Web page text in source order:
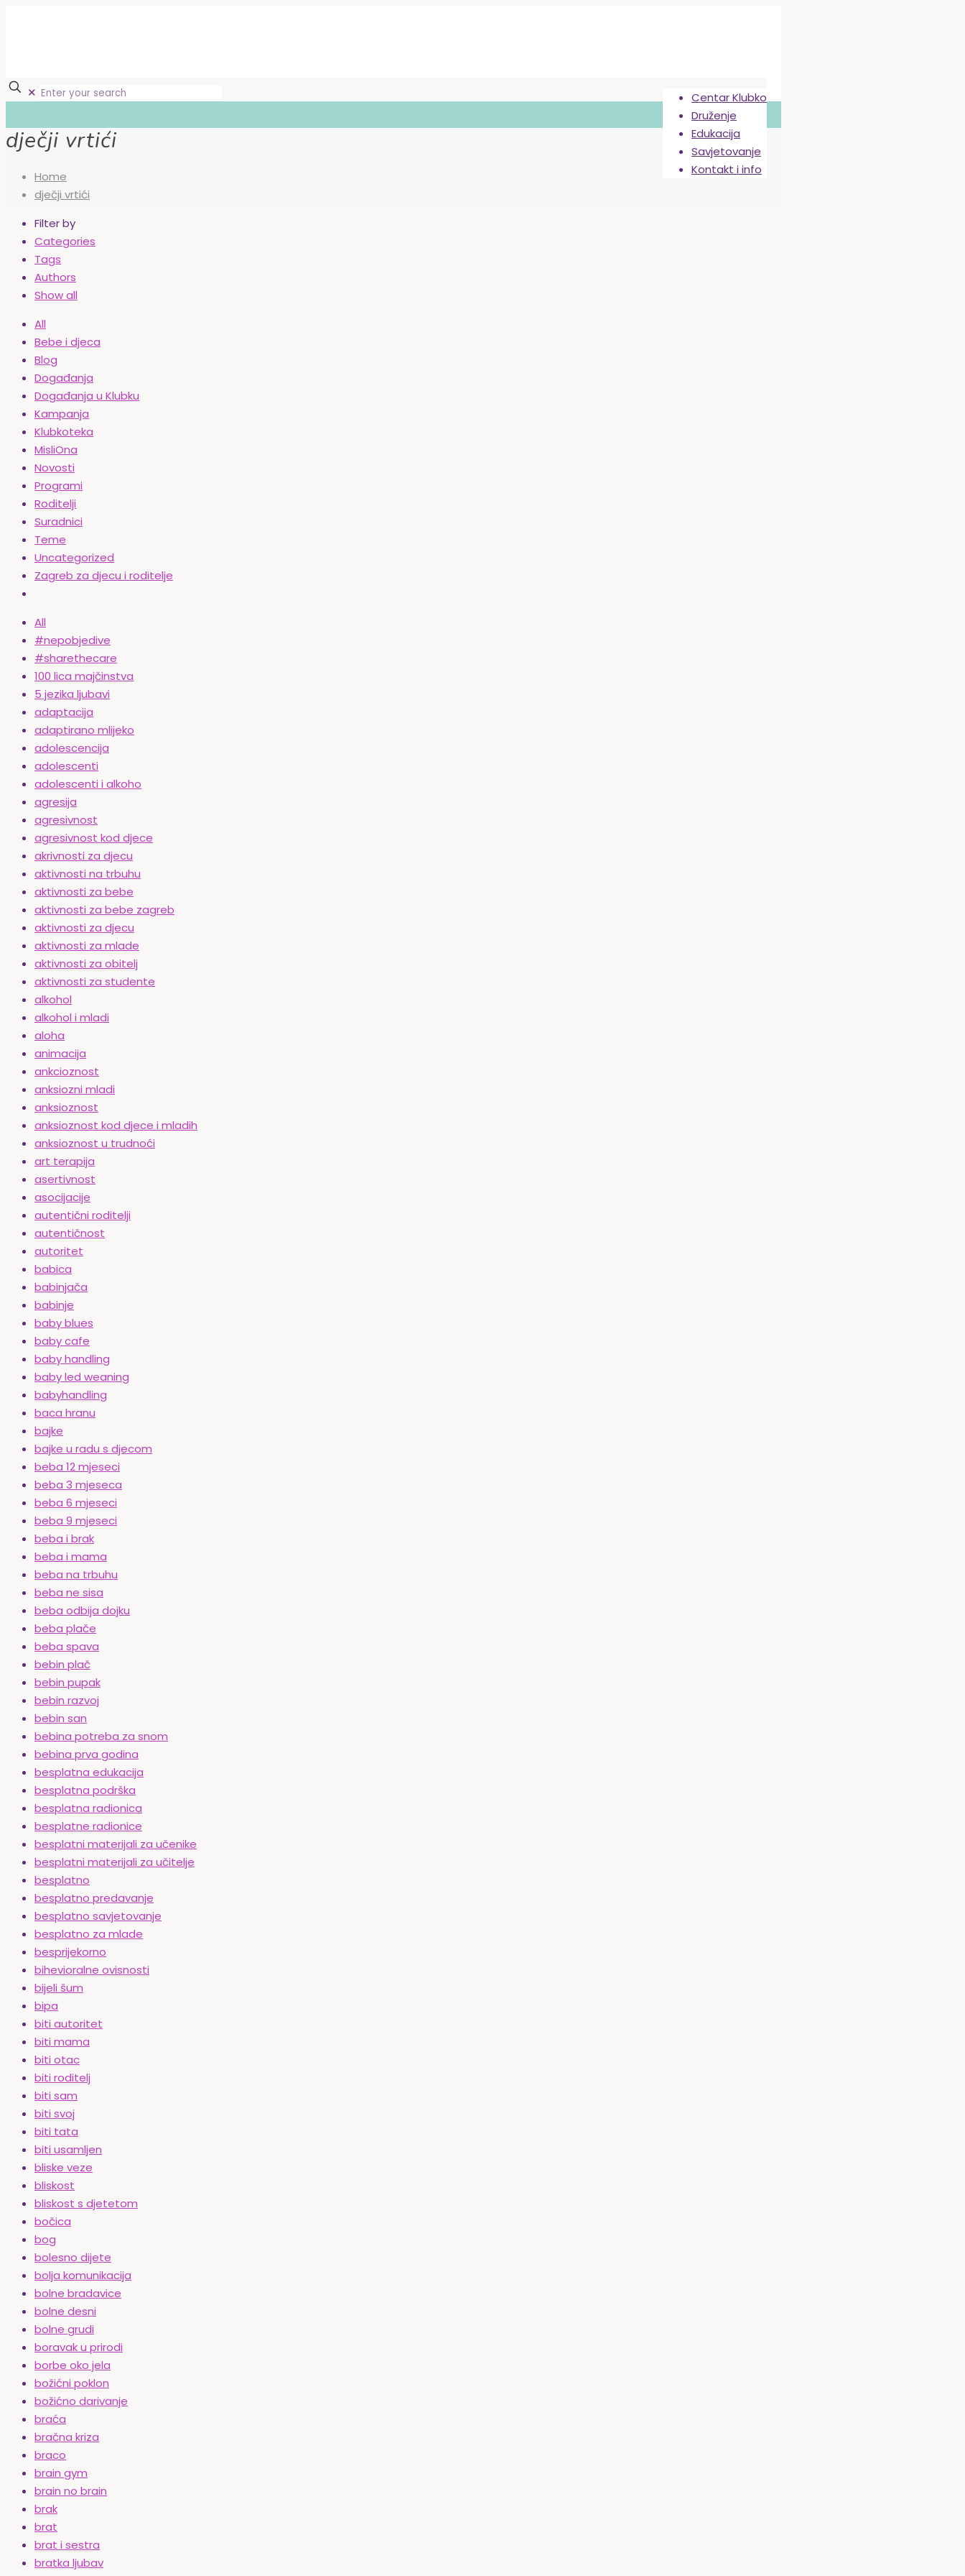
Centar Klubko
Druženje
Edukacija
Savjetovanje
Kontakt i info
✕
dječji vrtići
Home
dječji vrtići
Filter by
Categories
Tags
Authors
Show all
All
Bebe i djeca
Blog
Događanja
Događanja u Klubku
Kampanja
Klubkoteka
MisliOna
Novosti
Programi
Roditelji
Suradnici
Teme
Uncategorized
Zagreb za djecu i roditelje
All
#nepobjedive
#sharethecare
100 lica majčinstva
5 jezika ljubavi
adaptacija
adaptirano mlijeko
adolescencija
adolescenti
adolescenti i alkoho
agresija
agresivnost
agresivnost kod djece
akrivnosti za djecu
aktivnosti na trbuhu
aktivnosti za bebe
aktivnosti za bebe zagreb
aktivnosti za djecu
aktivnosti za mlade
aktivnosti za obitelj
aktivnosti za studente
alkohol
alkohol i mladi
aloha
animacija
ankcioznost
anksiozni mladi
anksioznost
anksioznost kod djece i mladih
anksioznost u trudnoći
art terapija
asertivnost
asocijacije
autentični roditelji
autentičnost
autoritet
babica
babinjača
babinje
baby blues
baby cafe
baby handling
baby led weaning
babyhandling
baca hranu
bajke
bajke u radu s djecom
beba 12 mjeseci
beba 3 mjeseca
beba 6 mjeseci
beba 9 mjeseci
beba i brak
beba i mama
beba na trbuhu
beba ne sisa
beba odbija dojku
beba plače
beba spava
bebin plač
bebin pupak
bebin razvoj
bebin san
bebina potreba za snom
bebina prva godina
besplatna edukacija
besplatna podrška
besplatna radionica
besplatne radionice
besplatni materijali za učenike
besplatni materijali za učitelje
besplatno
besplatno predavanje
besplatno savjetovanje
besplatno za mlade
besprijekorno
bihevioralne ovisnosti
bijeli šum
bipa
biti autoritet
biti mama
biti otac
biti roditelj
biti sam
biti svoj
biti tata
biti usamljen
bliske veze
bliskost
bliskost s djetetom
bočica
bog
bolesno dijete
bolja komunikacija
bolne bradavice
bolne desni
bolne grudi
boravak u prirodi
borbe oko jela
božićni poklon
božićno darivanje
braća
bračna kriza
braco
brain gym
brain no brain
brak
brat
brat i sestra
bratka ljubav